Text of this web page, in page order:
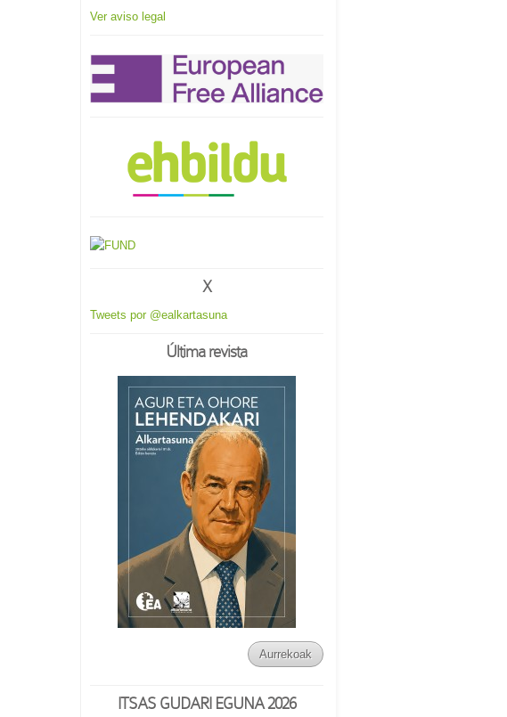
Ver aviso legal
X
Tweets por @ealkartasuna
Última revista
Aurrekoak
ITSAS GUDARI EGUNA 2026